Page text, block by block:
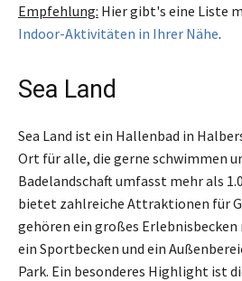
Empfehlung: Hier gibt's eine Liste
Indoor-Aktivitäten in Ihrer Nähe.
Sea Land
Sea Land ist ein Hallenbad in
Ort für alle, die gerne schwimmen
Badelandschaft umfasst mehr als
bietet zahlreiche Attraktionen für
gehören ein großes
ein Sportbecken und ein
Park. Ein besonderes Highlight ist